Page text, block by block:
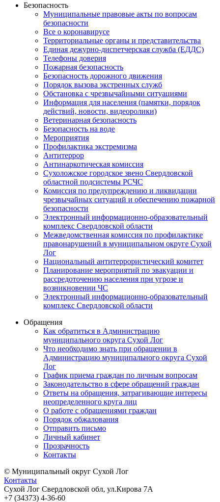
Безопасность
Муниципальные правовые акты по вопросам
безопасности
Все о коронавирусе
Территориальные органы и представительства
Единая дежурно-диспетчерская служба (ЕДДС)
Телефоны доверия
Пожарная безопасность
Безопасность дорожного движения
Порядок вызова экстренных служб
Обстановка с чрезвычайными ситуациями
Информация для населения (памятки, порядок
действий, новости, видеоролики)
Ветеринарная безопасность
Безопасность на воде
Мероприятия
Профилактика экстремизма
Антитеррор
Антинаркотическая комиссия
Сухоложское городское звено Свердловской
областной подсистемы РСЧС
Комиссия по предупреждению и ликвидации
чрезвычайных ситуаций и обеспечению пожарной
безопасности
Электронный информационно-образовательный
комплекс Cвердловской области
Межведомственная комиссия по профилактике
правонарушений в муниципальном округе Сухой
Лог
Национальный антитеррористический комитет
Планирование мероприятий по эвакуации и
рассредоточению населения при угрозе и
возникновении ЧС
Электронный информационно-образовательный
комплекс Свердловской области
Обращения
Как обратиться в Администрацию
муниципального округа Сухой Лог
Что необходимо знать при обращении в
Администрацию муниципального округа Сухой
Лог
График приема граждан по личным вопросам
Законодательство в сфере обращений граждан
Ответы на обращения, затрагивающие интересы
неопределенного круга лиц
О работе с обращениями граждан
Порядок обжалования
Отправить письмо
Личный кабинет
Прозрачность
Контакты
© Муниципальный округ Сухой Лог
Контакты
Сухой Лог Свердловской обл, ул.Кирова 7А
+7 (34373) 4-36-60